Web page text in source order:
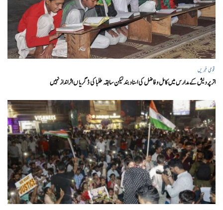
قومی خبریں
اتر پردیش کےمدارس میں کامل و فاضل کی اسناد بند لیکن سابقہ طلبا کی ڈگریا ں اثرانداز نہیں